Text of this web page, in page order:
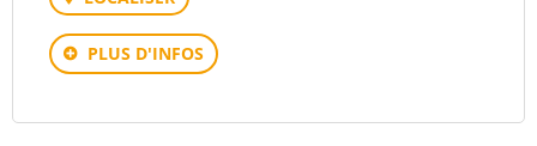
PLUS D'INFOS